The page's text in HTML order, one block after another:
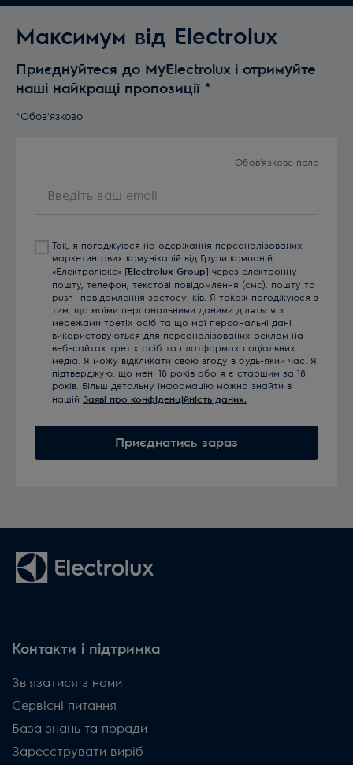
Максимум від Electrolux
Приєднуйтеся до MyElectrolux і отримуйте
наші найкращі пропозиції *
*Обов'язково
Обов'язкове поле
Так, я погоджуюся на одержання персоналізованих
маркетингових комунікацій від Групи компаній
«Електролюкс» [Electrolux Group] через електронну
пошту, телефон, текстові повідомлення (смс), пошту та
push -повідомлення застосунків. Я також погоджуюся з
тим, що моїми персональними даними діляться з
мережами третіх осіб та що мої персональні дані
використовуються для персоналізованих реклам на
веб-сайтах третіх осіб та платформах соціальних
медіа. Я можу відкликати свою згоду в будь-який час. Я
підтверджую, що мені 18 років або я є старшим за 18
років. Більш детальну інформацію можна знайти в
нашій Заяві про конфіденційність даних.
Приєднатись зараз
Контакти і підтримка
Зв'язатися з нами
Сервісні питання
База знань та поради
Зареєструвати виріб